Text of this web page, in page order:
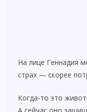
На лице Геннадия
страх — скорее
Когда-то это